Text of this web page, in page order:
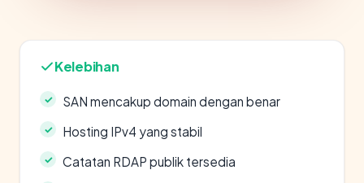
Kelebihan
SAN mencakup domain dengan benar
Hosting IPv4 yang stabil
Catatan RDAP publik tersedia